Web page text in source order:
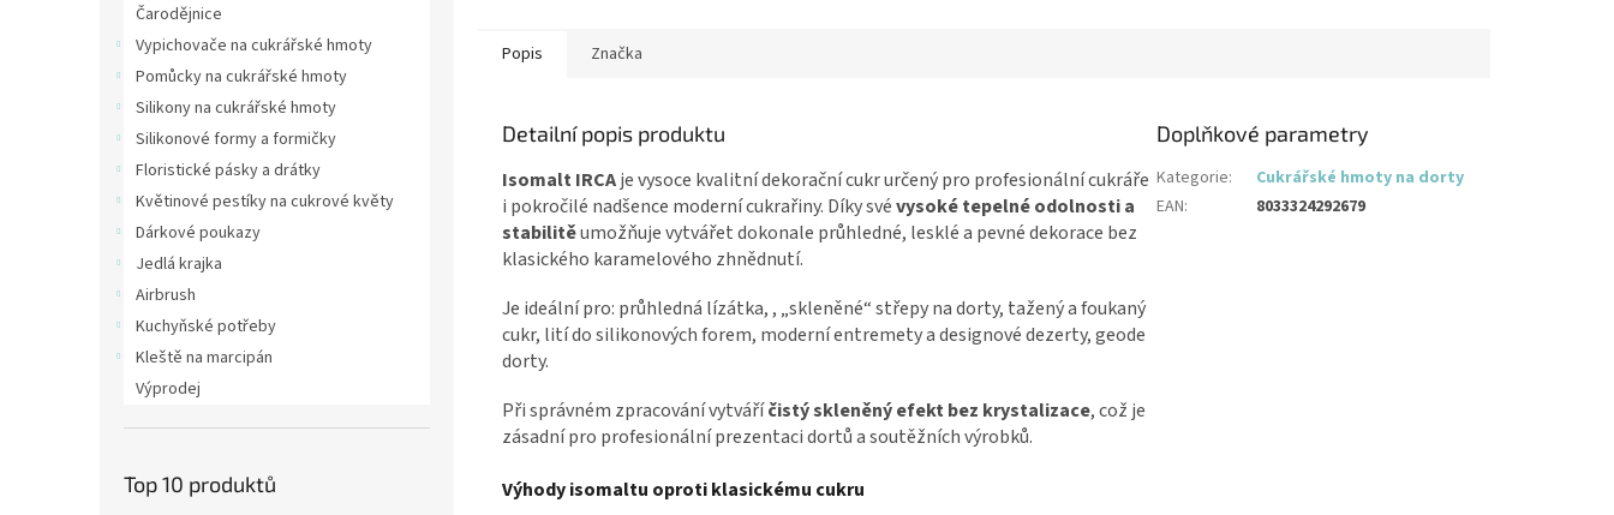
Čarodějnice
Vypichovače na cukrářské hmoty
Pomůcky na cukrářské hmoty
Silikony na cukrářské hmoty
Silikonové formy a formičky
Floristické pásky a drátky
Květinové pestíky na cukrové květy
Dárkové poukazy
Jedlá krajka
Airbrush
Kuchyňské potřeby
Kleště na marcipán
Výprodej
Top 10 produktů
Popis Značka
Detailní popis produktu
Isomalt IRCAje vysoce kvalitní dekorační cukr určený pro profesionální cukráře
i pokročilé nadšence moderní cukrařiny. Díky svévysoké tepelné odolnosti a
stabilitěumožňuje vytvářet dokonale průhledné, lesklé a pevné dekorace bez
klasického karamelového zhnědnutí.
Je ideální pro: průhledná lízátka, , „skleněné“ střepy na dorty, tažený a foukaný
cukr, lití do silikonových forem, moderní entremety a designové dezerty, geode
dorty.
Při správném zpracování vytváříčistý skleněný efekt bez krystalizace, což je
zásadní pro profesionální prezentaci dortů a soutěžních výrobků.
Výhody isomaltu oproti klasickému cukru
Doplňkové parametry
Kategorie:
Cukrářské hmoty na dorty
EAN: 8033324292679